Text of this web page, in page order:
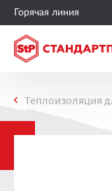
Горячая линия
Теплоизоляция